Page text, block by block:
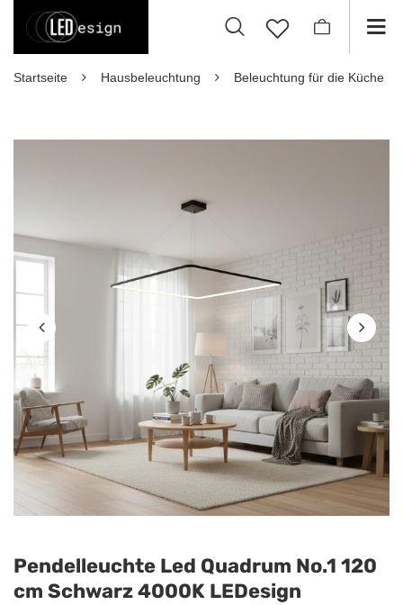
Startseite Hausbeleuchtung Beleuchtung für die Küche
Pendelleuchte Led Quadrum No.1 120
cm Schwarz 4000K LEDesign